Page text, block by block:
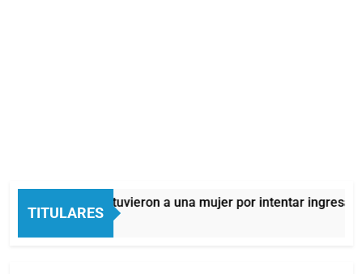
TITULARES
Quilmes: detuvieron a una mujer por intentar ingresar
10 Horas Atrás